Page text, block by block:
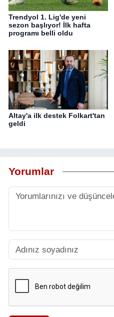
Trendyol 1. Lig'de yeni
sezon başlıyor! İlk hafta
programı belli oldu
Altay'a ilk destek Folkart'tan
geldi
Yorumlar